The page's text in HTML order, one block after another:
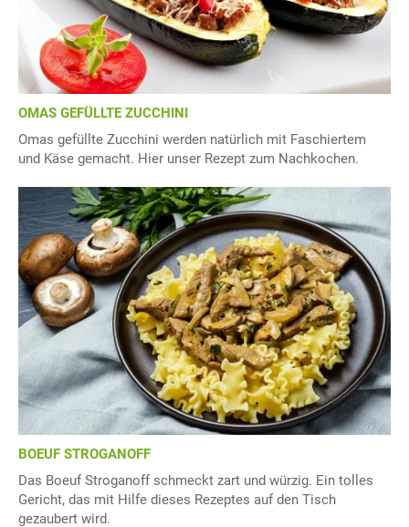
OMAS GEFÜLLTE ZUCCHINI
Omas gefüllte Zucchini werden natürlich mit Faschiertem
und Käse gemacht. Hier unser Rezept zum Nachkochen.
BOEUF STROGANOFF
Das Boeuf Stroganoff schmeckt zart und würzig. Ein tolles
Gericht, das mit Hilfe dieses Rezeptes auf den Tisch
gezaubert wird.